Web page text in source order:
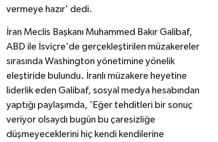
vermeye hazır' dedi.
İran Meclis Başkanı Muhammed Bakır Galibaf,
ABD ile İsviçre'de gerçekleştirilen müzakereler
sırasında Washington yönetimine yönelik
eleştiride bulundu. İranlı müzakere heyetine
liderlik eden Galibaf, sosyal medya hesabından
yaptığı paylaşımda, 'Eğer tehditleri bir sonuç
veriyor olsaydı bugün bu çaresizliğe
düşmeyeceklerini hiç kendi kendilerine